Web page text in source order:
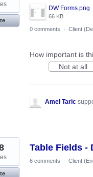
DW Forms.png
66 KB
0 comments
· Client
How important is
Not at all
Amel Taric
Table Fields -
6 comments · Client